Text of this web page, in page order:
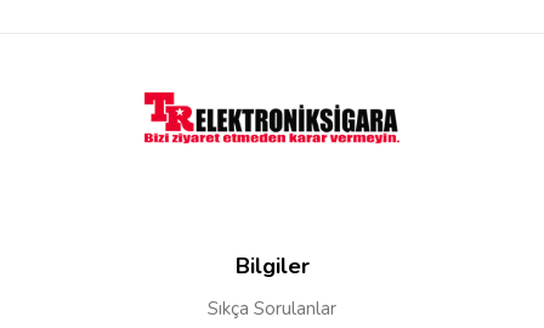
Bilgiler
Sıkça Sorulanlar